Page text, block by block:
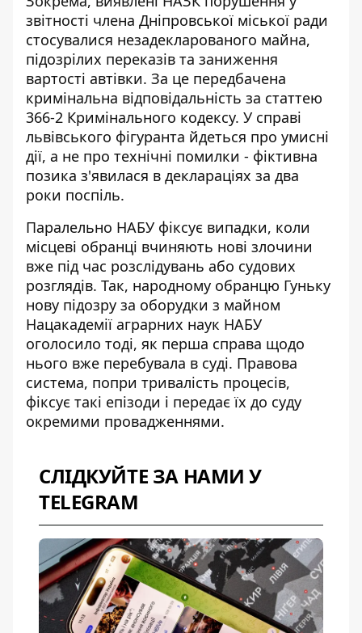
звітності члена Дніпровської міської ради
стосувалися незадекларованого майна,
підозрілих переказів та заниження
вартості автівки. За це передбачена
кримінальна відповідальність за статтею
366-2 Кримінального кодексу. У справі
львівського фігуранта йдеться про умисні
дії, а не про технічні помилки - фіктивна
позика з'явилася в деклараціях за два
роки поспіль.
Паралельно НАБУ фіксує випадки, коли
місцеві обранці вчиняють нові злочини
вже під час розслідувань або судових
розглядів. Так, народному обранцю Гуньку
нову підозру за оборудки з майном
Нацакадемії аграрних наук НАБУ
оголосило тоді, як перша справа щодо
нього вже перебувала в суді. Правова
система, попри тривалість процесів,
фіксує такі епізоди і передає їх до суду
окремими провадженнями.
СЛІДКУЙТЕ ЗА НАМИ У
TELEGRAM